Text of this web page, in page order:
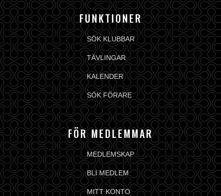
FUNKTIONER
SÖK KLUBBAR
TÄVLINGAR
KALENDER
SÖK FÖRARE
FÖR MEDLEMMAR
MEDLEMSKAP
BLI MEDLEM
MITT KONTO